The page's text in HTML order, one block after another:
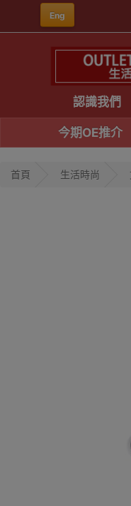
Eng
認識我們
今期OE推介
首頁 生活時尚